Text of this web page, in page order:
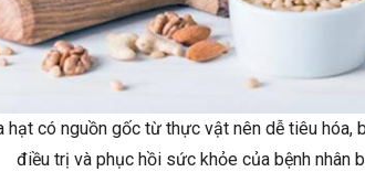
hạt có nguồn gốc từ thực vật nên dễ tiêu hóa,
điều trị và phục hồi sức khỏe của bệnh nhân